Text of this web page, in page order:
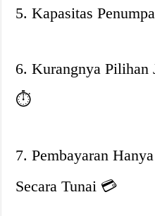
5. Kapasitas
6. Kurangnya Pilihan
⏱
7. Pembayaran
Secara Tunai 💳